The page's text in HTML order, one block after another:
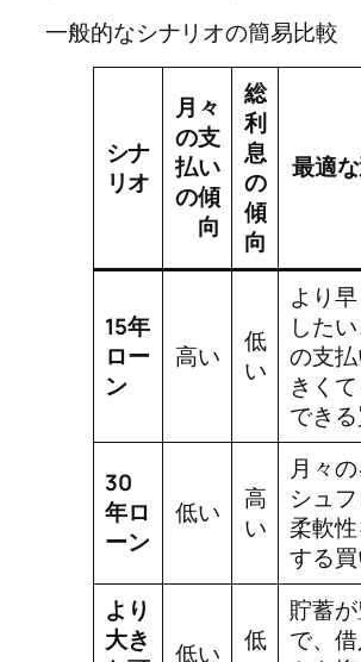
一般的なシナリオの簡易比較
シナ
リオ
月々
の支
払い
の傾
向
総
利
息
の
傾
向
最適
15年
ロー
ン
高い
低
い
より
した
の支
きく
でき
30
年ロ
ーン
低い
高
い
月々
シュ
柔軟
する
より
大き
低い
低
貯蓄
で、